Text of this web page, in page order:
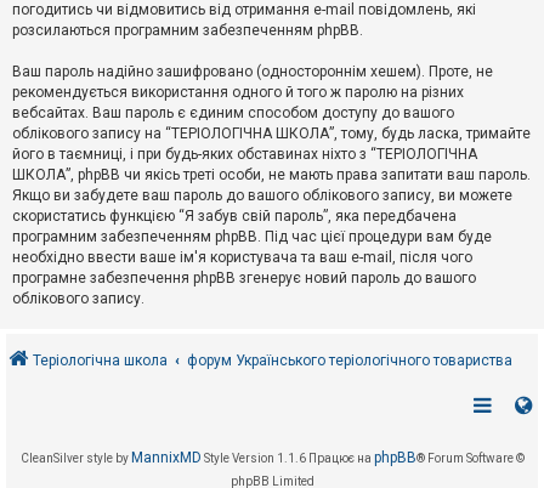
Д
о
м
о
г
погодитись чи відмовитись від отримання e-mail повідомлень, які
розсилаються програмним забезпеченням phpBB.
Ваш пароль надійно зашифровано (одностороннім хешем). Проте, не
рекомендується використання одного й того ж паролю на різних
вебсайтах. Ваш пароль є єдиним способом доступу до вашого
облікового запису на “ТЕРІОЛОГІЧНА ШКОЛА”, тому, будь ласка, тримайте
його в таємниці, і при будь-яких обставинах ніхто з “ТЕРІОЛОГІЧНА
ШКОЛА”, phpBB чи якісь треті особи, не мають права запитати ваш пароль.
Якщо ви забудете ваш пароль до вашого облікового запису, ви можете
скористатись функцією “Я забув свій пароль”, яка передбачена
програмним забезпеченням phpBB. Під час цієї процедури вам буде
необхідно ввести ваше ім'я користувача та ваш e-mail, після чого
програмне забезпечення phpBB згенерує новий пароль до вашого
облікового запису.
Теріологічна школа форум Українського теріологічного товариства
CleanSilver style by MannixMD Style Version 1.1.6 Працює на phpBB® Forum Software ©
phpBB Limited